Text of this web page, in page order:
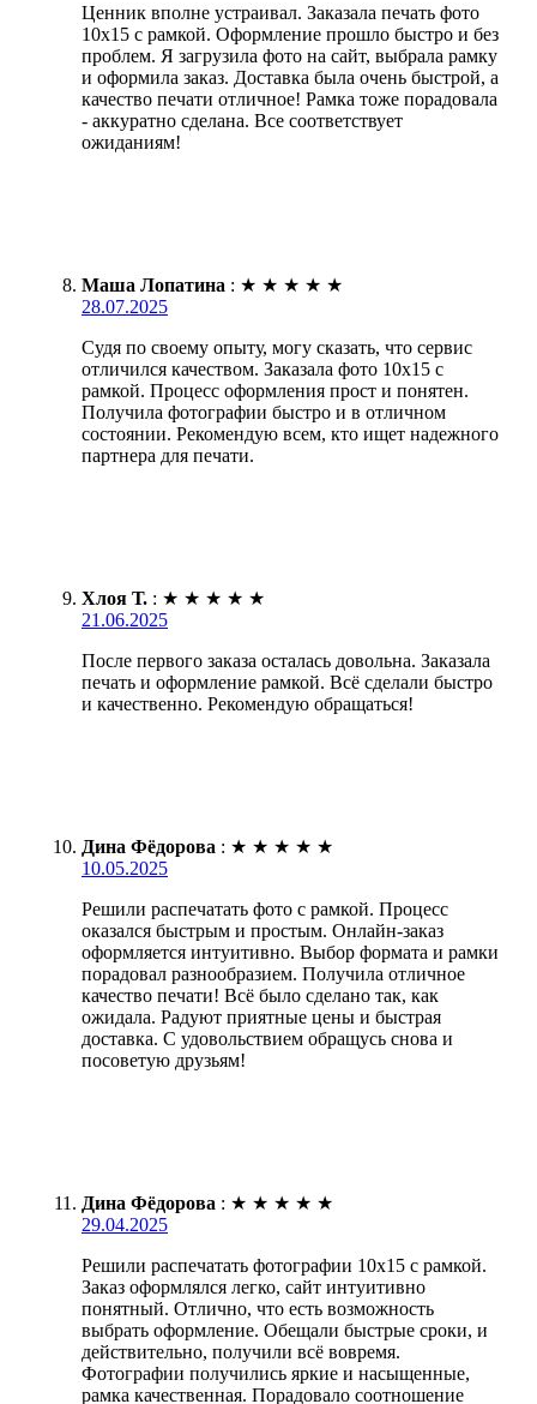
Ценник вполне устраивал. Заказала печать фото
10х15 с рамкой. Оформление прошло быстро и без
проблем. Я загрузила фото на сайт, выбрала рамку
и оформила заказ. Доставка была очень быстрой, а
качество печати отличное! Рамка тоже порадовала
- аккуратно сделана. Все соответствует
ожиданиям!
Маша Лопатина : ★ ★ ★ ★ ★
28.07.2025
Судя по своему опыту, могу сказать, что сервис
отличился качеством. Заказала фото 10х15 с
рамкой. Процесс оформления прост и понятен.
Получила фотографии быстро и в отличном
состоянии. Рекомендую всем, кто ищет надежного
партнера для печати.
Хлоя Т. : ★ ★ ★ ★ ★
21.06.2025
После первого заказа осталась довольна. Заказала
печать и оформление рамкой. Всё сделали быстро
и качественно. Рекомендую обращаться!
Дина Фёдорова : ★ ★ ★ ★ ★
10.05.2025
Решили распечатать фото с рамкой. Процесс
оказался быстрым и простым. Онлайн-заказ
оформляется интуитивно. Выбор формата и рамки
порадовал разнообразием. Получила отличное
качество печати! Всё было сделано так, как
ожидала. Радуют приятные цены и быстрая
доставка. С удовольствием обращусь снова и
посоветую друзьям!
Дина Фёдорова : ★ ★ ★ ★ ★
29.04.2025
Решили распечатать фотографии 10х15 с рамкой.
Заказ оформлялся легко, сайт интуитивно
понятный. Отлично, что есть возможность
выбрать оформление. Обещали быстрые сроки, и
действительно, получили всё вовремя.
Фотографии получились яркие и насыщенные,
рамка качественная. Порадовало соотношение